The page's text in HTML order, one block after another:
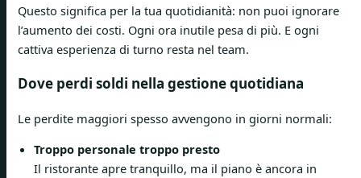
Questo significa per la tua quotidianità: non puoi ignorare
l’aumento dei costi. Ogni ora inutile pesa di più. E ogni
cattiva esperienza di turno resta nel team.
Dove perdi soldi nella gestione quotidiana
Le perdite maggiori spesso avvengono in giorni normali:
Troppo personale troppo presto
Il ristorante apre tranquillo, ma il piano è ancora in